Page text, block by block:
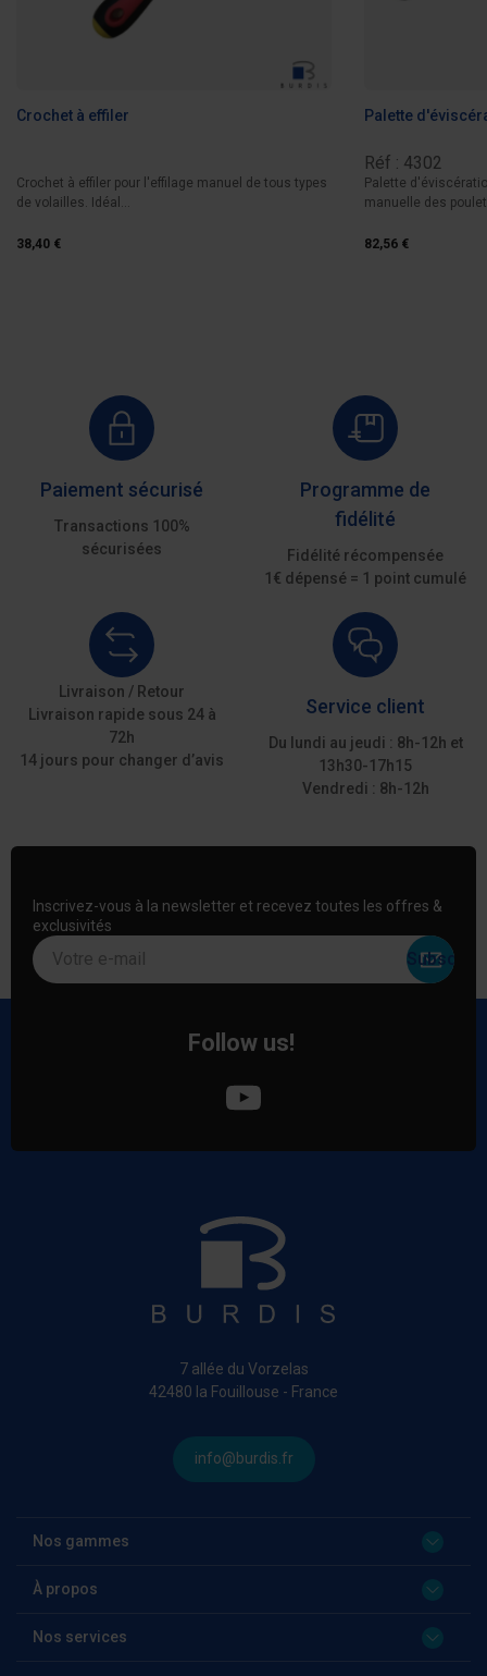
Crochet à effiler
Crochet à effiler pour l'effilage manuel de tous types
de volailles. Idéal...
38,40 €
Palette
Réf : 4302
Palette
manuelle des
82,56 €
Paiement sécurisé
Transactions 100%
sécurisées
Programme de
fidélité
Fidélité récompensée
1€ dépensé = 1 point cumulé
Livraison / Retour
Livraison rapide sous 24 à
72h
14 jours pour changer d’avis
Service client
Du lundi au jeudi : 8h-12h et
13h30-17h15
Vendredi : 8h-12h
Inscrivez-vous à la newsletter et recevez toutes les offres &
exclusivités
Votre e-mail
Follow us!
7 allée du Vorzelas
42480 la Fouillouse - France
info@burdis.fr
Nos gammes
À propos
Nos services